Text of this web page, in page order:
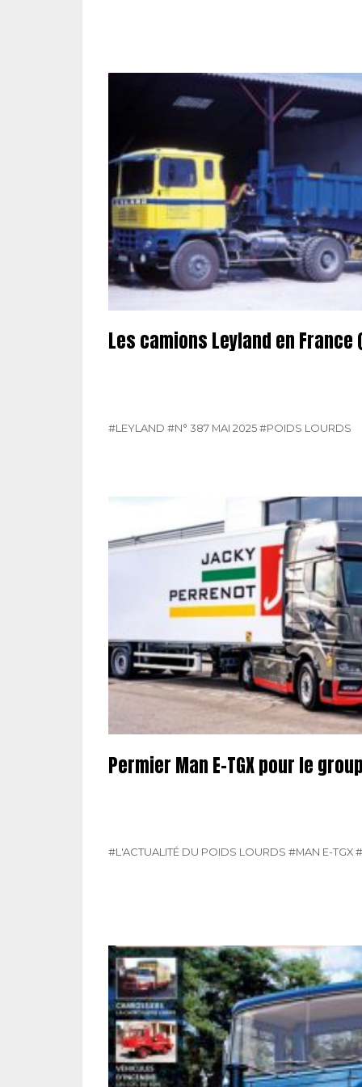
Les camions Leyland en France
#LEYLAND #N° 387 MAI 2025#POIDS LOURDS
Permier Man E-TGX pour le
#L'ACTUALITÉ DU POIDS LOURDS #MAN E-TGX